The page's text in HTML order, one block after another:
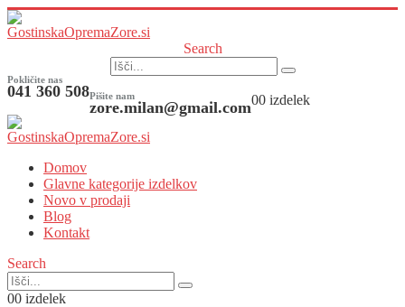
Search
Pokličite nas
041 360 508Pišite nam
zore.milan@gmail.com00 izdelek
Domov
Glavne kategorije izdelkov
Novo v prodaji
Blog
Kontakt
Search
00 izdelek